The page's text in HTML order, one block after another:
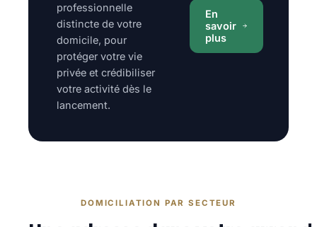
professionnelle
distincte de votre
domicile, pour
protéger votre vie
privée et crédibiliser
votre activité dès le
lancement.
En
savoir
plus
DOMICILIATION PAR SECTEUR